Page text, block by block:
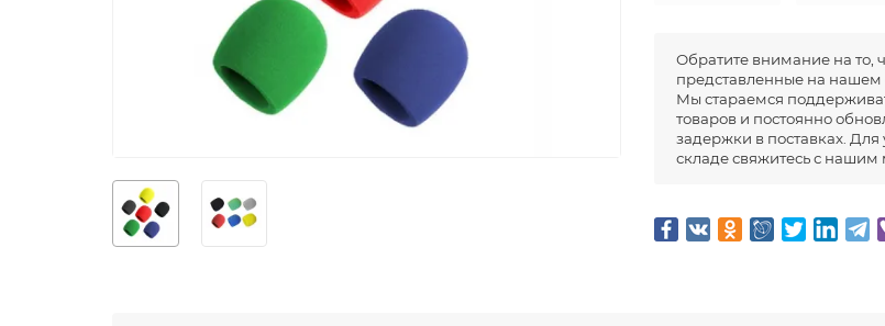
Обратите внимание на то,
представленные на нашем
Мы стараемся
товаров и постоянно
задержки в поставках.
складе свяжитесь с